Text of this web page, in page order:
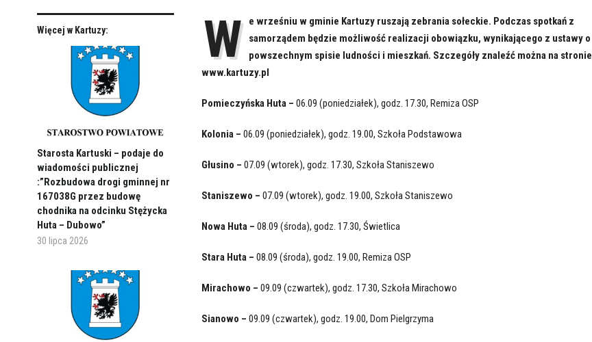
Więcej w Kartuzy:
Starosta Kartuski – podaje do
wiadomości publicznej
:”Rozbudowa drogi gminnej nr
167038G przez budowę
chodnika na odcinku Stężycka
Huta – Dubowo”
30 lipca 2026
W
e wrześniu w gminie Kartuzy ruszają zebrania sołeckie. Podczas spotkań z
samorządem będzie możliwość realizacji obowiązku, wynikającego z ustawy o
powszechnym spisie ludności i mieszkań. Szczegóły znaleźć można na stronie
www.kartuzy.pl
Pomieczyńska Huta – 06.09 (poniedziałek), godz. 17.30, Remiza OSP
Kolonia – 06.09 (poniedziałek), godz. 19.00, Szkoła Podstawowa
Głusino – 07.09 (wtorek), godz. 17.30, Szkoła Staniszewo
Staniszewo – 07.09 (wtorek), godz. 19.00, Szkoła Staniszewo
Nowa Huta – 08.09 (środa), godz. 17.30, Świetlica
Stara Huta – 08.09 (środa), godz. 19.00, Remiza OSP
Mirachowo – 09.09 (czwartek), godz. 17.30, Szkoła Mirachowo
Sianowo – 09.09 (czwartek), godz. 19.00, Dom Pielgrzyma